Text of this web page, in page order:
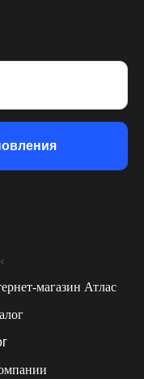
магазин Атлас